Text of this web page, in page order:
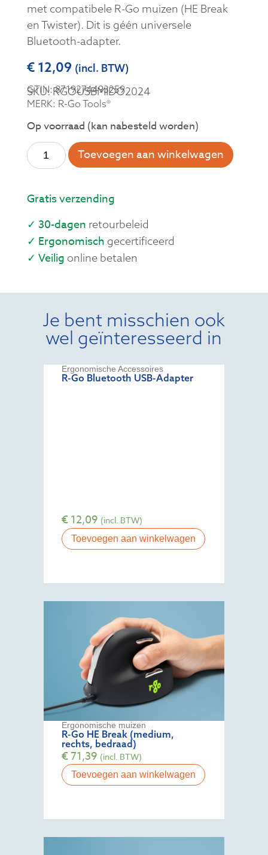
met compatibele R-Go muizen (HE Break
en Twister). Dit is géén universele
Bluetooth-adapter.
€12,09 (incl. BTW)
SKU: RGOUSBMIDO2024
GTIN: 8719274493259
MERK: R-Go Tools®
Op voorraad (kan nabesteld worden)
Toevoegen aan winkelwagen
Gratis verzending
✓ 30-dagen retourbeleid
✓ Ergonomisch gecertificeerd
✓ Veilig online betalen
Je bent misschien ook
wel geïnteresseerd in
Ergonomische Accessoires
R-Go Bluetooth USB-Adapter
€12,09 (incl. BTW)
Toevoegen aan winkelwagen
Ergonomische muizen
R-Go HE Break (medium,
rechts, bedraad)
€71,39 (incl. BTW)
Toevoegen aan winkelwagen